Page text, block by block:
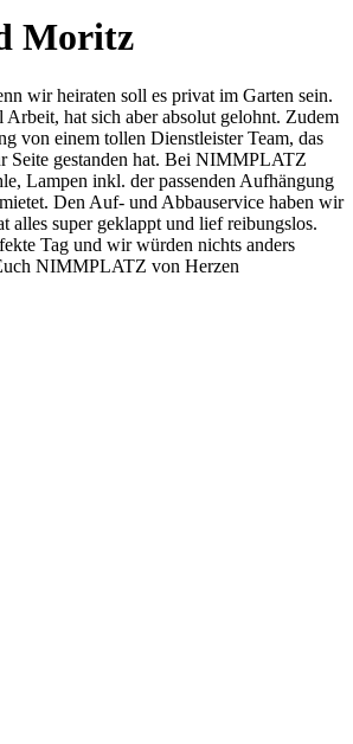
Moritz
wir heiraten soll es privat im Garten sein.
hat sich aber absolut gelohnt. Zudem
von einem tollen Dienstleister Team, das
Seite gestanden hat. Bei NIMMPLATZ
Lampen inkl. der passenden Aufhängung
Den Auf- und Abbauservice haben wir
alles super geklappt und lief reibungslos.
Tag und wir würden nichts anders
NIMMPLATZ von Herzen